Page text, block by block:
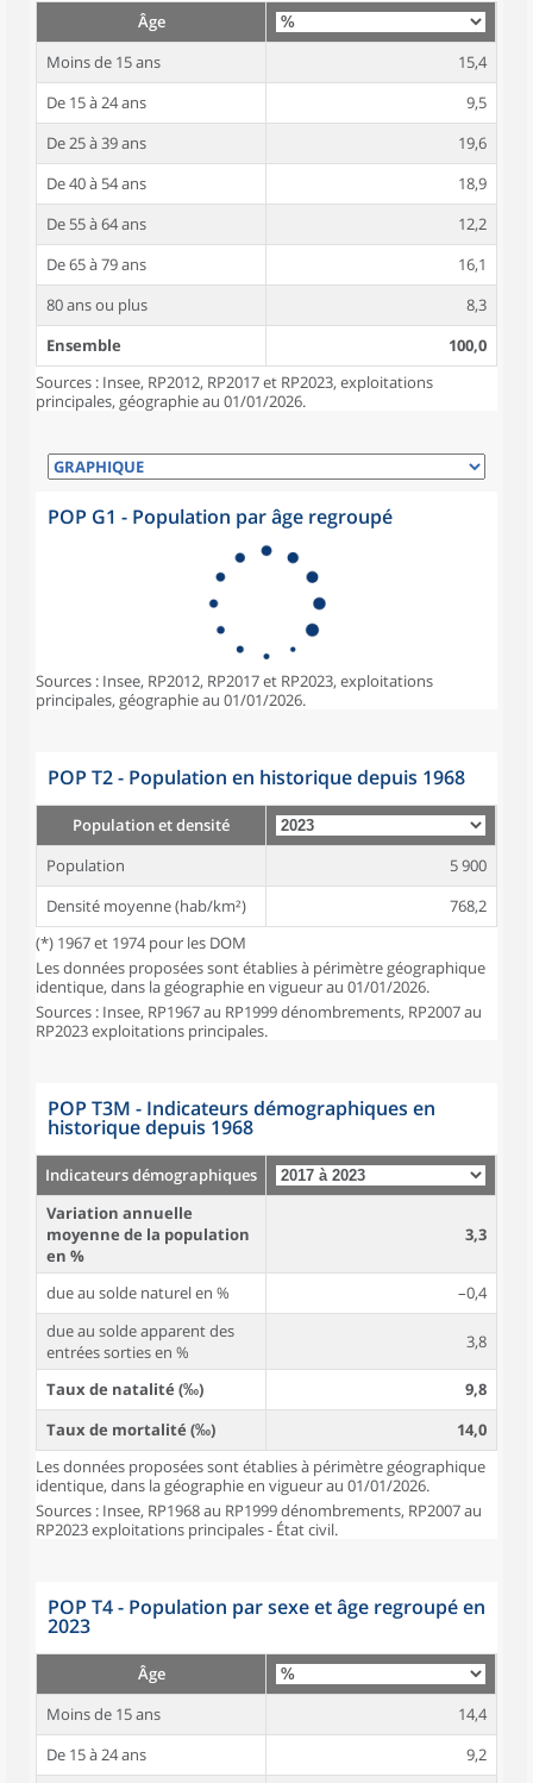
Âge
Moins de 15 ans
15,4
De 15 à 24 ans
9,5
De 25 à 39 ans
19,6
De 40 à 54 ans
18,9
De 55 à 64 ans
12,2
De 65 à 79 ans
16,1
80 ans ou plus
8,3
Ensemble
100,0
Sources : Insee, RP2012, RP2017 et RP2023, exploitations
principales, géographie au 01/01/2026.
POP G1 - Population par âge regroupé
Sources : Insee, RP2012, RP2017 et RP2023, exploitations
principales, géographie au 01/01/2026.
POP T2 - Population en historique depuis 1968
Population et densité
Population
5 900
Densité moyenne (hab/km²)
768,2
(*) 1967 et 1974 pour les DOM
Les données proposées sont établies à périmètre géographique
identique, dans la géographie en vigueur au 01/01/2026.
Sources : Insee, RP1967 au RP1999 dénombrements, RP2007 au
RP2023 exploitations principales.
POP T3M - Indicateurs démographiques en
historique depuis 1968
Indicateurs démographiques
Variation annuelle
moyenne de la population
en %
3,3
due au solde naturel en %
–0,4
due au solde apparent des
entrées sorties en %
3,8
Taux de natalité (‰)
9,8
Taux de mortalité (‰)
14,0
Les données proposées sont établies à périmètre géographique
identique, dans la géographie en vigueur au 01/01/2026.
Sources : Insee, RP1968 au RP1999 dénombrements, RP2007 au
RP2023 exploitations principales - État civil.
POP T4 - Population par sexe et âge regroupé en
2023
Âge
Moins de 15 ans
14,4
De 15 à 24 ans
9,2